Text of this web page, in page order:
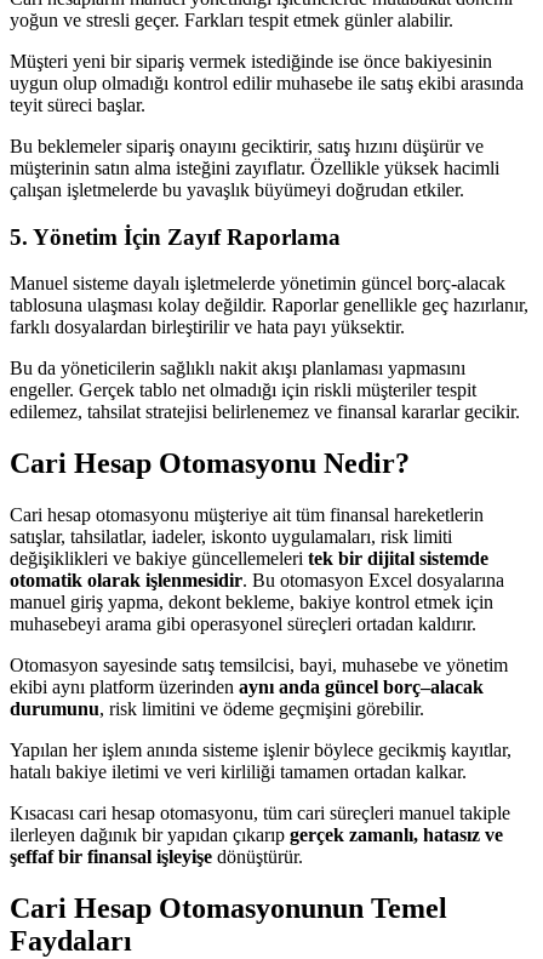
yoğun ve stresli geçer. Farkları tespit etmek günler alabilir.
Müşteri yeni bir sipariş vermek istediğinde ise önce bakiyesinin
uygun olup olmadığı kontrol edilir muhasebe ile satış ekibi arasında
teyit süreci başlar.
Bu beklemeler sipariş onayını geciktirir, satış hızını düşürür ve
müşterinin satın alma isteğini zayıflatır. Özellikle yüksek hacimli
çalışan işletmelerde bu yavaşlık büyümeyi doğrudan etkiler.
5. Yönetim İçin Zayıf Raporlama
Manuel sisteme dayalı işletmelerde yönetimin güncel borç-alacak
tablosuna ulaşması kolay değildir. Raporlar genellikle geç hazırlanır,
farklı dosyalardan birleştirilir ve hata payı yüksektir.
Bu da yöneticilerin sağlıklı nakit akışı planlaması yapmasını
engeller. Gerçek tablo net olmadığı için riskli müşteriler tespit
edilemez, tahsilat stratejisi belirlenemez ve finansal kararlar gecikir.
Cari Hesap Otomasyonu Nedir?
Cari hesap otomasyonu müşteriye ait tüm finansal hareketlerin
satışlar, tahsilatlar, iadeler, iskonto uygulamaları, risk limiti
değişiklikleri ve bakiye güncellemeleri tek bir dijital sistemde
otomatik olarak işlenmesidir. Bu otomasyon Excel dosyalarına
manuel giriş yapma, dekont bekleme, bakiye kontrol etmek için
muhasebeyi arama gibi operasyonel süreçleri ortadan kaldırır.
Otomasyon sayesinde satış temsilcisi, bayi, muhasebe ve yönetim
ekibi aynı platform üzerinden aynı anda güncel borç–alacak
durumunu, risk limitini ve ödeme geçmişini görebilir.
Yapılan her işlem anında sisteme işlenir böylece gecikmiş kayıtlar,
hatalı bakiye iletimi ve veri kirliliği tamamen ortadan kalkar.
Kısacası cari hesap otomasyonu, tüm cari süreçleri manuel takiple
ilerleyen dağınık bir yapıdan çıkarıp gerçek zamanlı, hatasız ve
şeffaf bir finansal işleyişe dönüştürür.
Cari Hesap Otomasyonunun Temel
Faydaları